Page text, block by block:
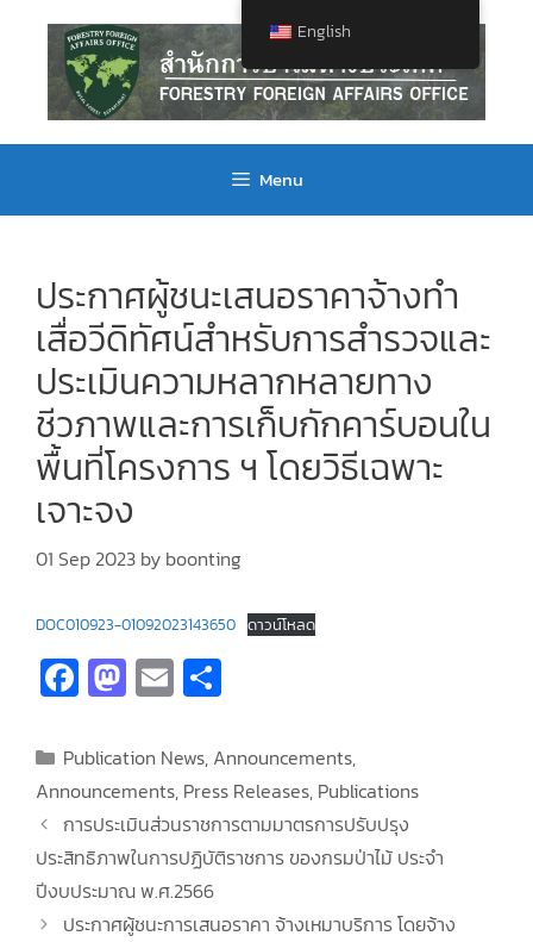
Menu
ประกาศผู้ชนะเสนอราคาจ้างทำ
เสื่อวีดิทัศน์สำหรับการสำรวจและ
ประเมินความหลากหลายทาง
ชีวภาพและการเก็บกักคาร์บอนใน
พื้นที่โครงการ ฯ โดยวิธีเฉพาะ
เจาะจง
01 Sep 2023 by boonting
DOC010923-01092023143650 ดาวน์โหลด
Fa
ce
b
o
o
k
M
as
to
d
o
n
E
m
ai
l
ar
e
Publication News, Announcements,
Announcements, Press Releases, Publications
การประเมินส่วนราชการตามมาตรการปรับปรุง
ประสิทธิภาพในการปฏิบัติราชการ ของกรมป่าไม้ ประจำ
ปีงบประมาณ พ.ศ.2566
ประกาศผู้ชนะการเสนอราคา จ้างเหมาบริการ โดยจ้าง
English